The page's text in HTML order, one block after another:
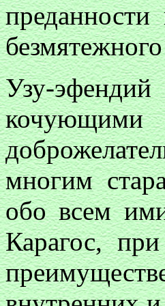
Узу-
многим
обо всем
Карагос,